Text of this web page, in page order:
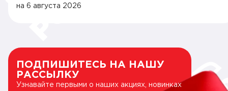
на 6 августа 2026
ПОДПИШИТЕСЬ НА НАШУ
РАССЫЛКУ
Узнавайте первыми о наших акциях, новинках